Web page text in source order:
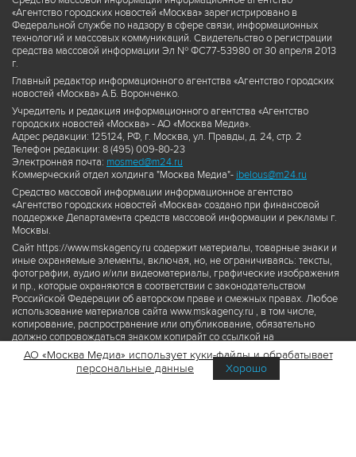
«Агентство городских новостей «Москва» зарегистрировано в
Федеральной службе по надзору в сфере связи, информационных
технологий и массовых коммуникаций. Свидетельство о регистрации
средства массовой информации Эл № ФС77-53980 от 30 апреля 2013
г.
Главный редактор информационного агентства «Агентство городских
новостей «Москва» А.Б. Воронченко.
Учредитель и редакция информационного агентства «Агентство
городских новостей «Москва» - АО «Москва Медиа».
Адрес редакции: 125124, РФ, г. Москва, ул. Правды, д. 24, стр. 2
Телефон редакции: 8 (495) 009-80-23
Электронная почта: mosmed@m24.ru
Коммерческий отдел холдинга "Москва Медиа"- ibelous@m24.ru
Средство массовой информации информационное агентство
«Агентство городских новостей «Москва» создано при финансовой
поддержке Департамента средств массовой информации и рекламы г.
Москвы.
Сайт https://www.mskagency.ru содержит материалы, товарные знаки и
иные охраняемые элементы, включая, но, не ограничиваясь: тексты,
фотографии, аудио и/или видеоматериалы, графические изображения
и пр., которые охраняются в соответствии с законодательством
Российской Федерации об авторском праве и смежных правах. Любое
использование материалов сайта www.mskagency.ru , в том числе,
копирование, распространение или опубликование, обязательно
должно сопровождаться знаком копирайт со ссылкой на
правообладателя © АО «Москва Медиа», а также гиперссылкой на сайт
www.mskagency.ru как на первоисточник информации. Переработка
материалов сайта www.mskagency.ru не допускается.
АО «Москва Медиа» использует куки-файлы и обрабатывает
персональные данные
Хорошо